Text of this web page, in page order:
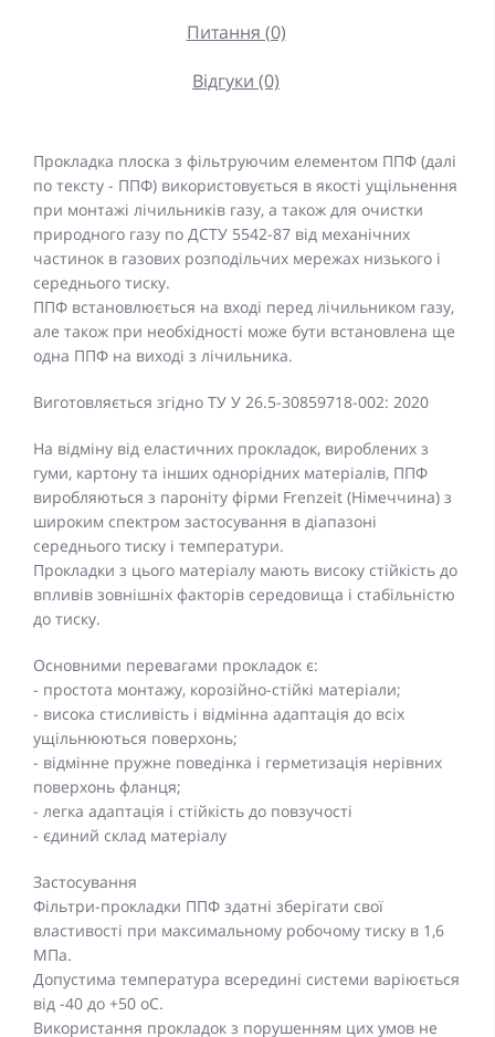
Питання (0)
Відгуки (0)
Прокладка плоска з фільтруючим елементом ППФ (далі
по тексту - ППФ) використовується в якості ущільнення
при монтажі лічильників газу, а також для очистки
природного газу по ДСТУ 5542-87 від механічних
частинок в газових розподільчих мережах низького і
середнього тиску.
ППФ встановлюється на вході перед лічильником газу,
але також при необхідності може бути встановлена ще
одна ППФ на виході з лічильника.
Виготовляється згідно ТУ У 26.5-30859718-002: 2020
На відміну від еластичних прокладок, вироблених з
гуми, картону та інших однорідних матеріалів, ППФ
виробляються з пароніту фірми Frenzeit (Німеччина) з
широким спектром застосування в діапазоні
середнього тиску і температури.
Прокладки з цього матеріалу мають високу стійкість до
впливів зовнішніх факторів середовища і стабільністю
до тиску.
Основними перевагами прокладок є:
- простота монтажу, корозійно-стійкі матеріали;
- висока стисливість і відмінна адаптація до всіх
ущільнюються поверхонь;
- відмінне пружне поведінка і герметизація нерівних
поверхонь фланця;
- легка адаптація і стійкість до повзучості
- єдиний склад матеріалу
Застосування
Фільтри-прокладки ППФ здатні зберігати свої
властивості при максимальному робочому тиску в 1,6
МПа.
Допустима температура всередині системи варіюється
від -40 до +50 oC.
Використання прокладок з порушенням цих умов не